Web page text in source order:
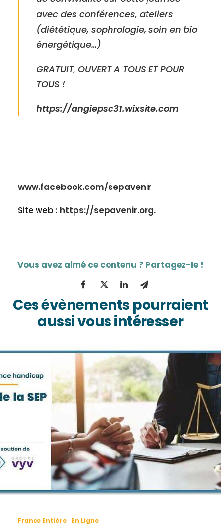
avec des conférences, ateliers
(diététique, sophrologie, soin en bio
énergétique…)
GRATUIT, OUVERT A TOUS ET POUR
TOUS !
https://angiepsc31.wixsite.com
www.facebook.com/sepavenir
Site web : https://sepavenir.org.
Ces évènements pourraient
aussi vous intéresser
France Entière En Ligne